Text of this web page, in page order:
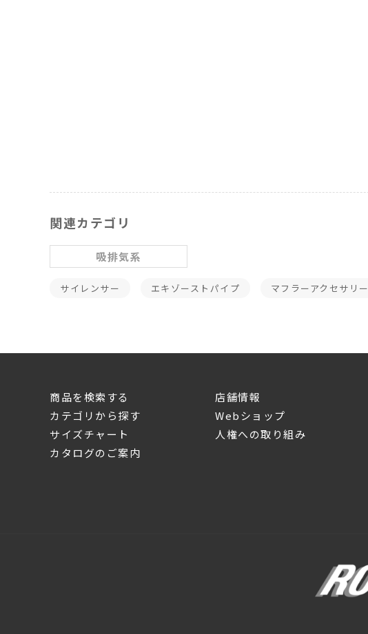
関連カテゴリ
吸排気系
サイレンサー エキゾーストパイプ マフラーアクセサリー
商品を検索する
カテゴリから探す
サイズチャート
カタログのご案内
店舗情報
Webショップ
人権への取り組み